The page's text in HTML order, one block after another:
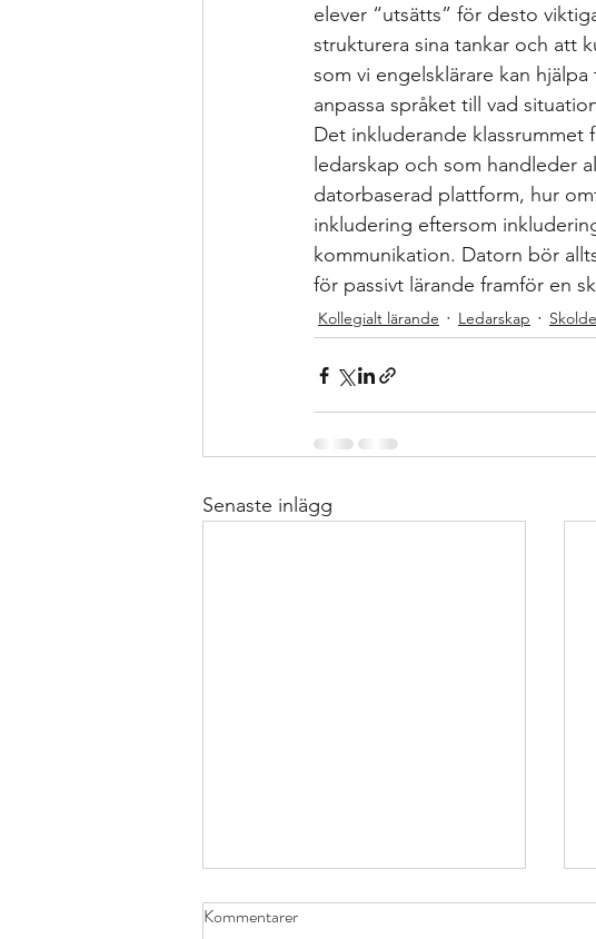
elever “utsätts” för desto
strukturera sina tankar och att
som vi engelsklärare kan
anpassa språket till vad
Det inkluderande
ledarskap och som handleder
datorbaserad plattform, hur
inkludering eftersom
kommunikation. Datorn bör
för passivt lärande framför en
Kollegialt lärande Ledarskap
Senaste inlägg
Kommentarer